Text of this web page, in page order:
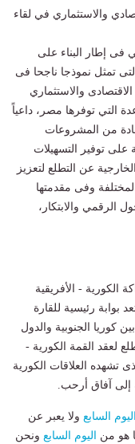
والاستثماري في لقاء
فى إطار البناء على
تمثل نموذجا ناجحا فى
والاستثماري
التي توفرها مصر، داعياً
من المشروعات
توفير التسهيلات
عن التطلع لتعزيز
المختلفة وفى مقدمتها
الرقمي والابتكار،
الكورية - الأفريقية
بوابة رئيسية للقارة
كوريا الجنوبية والدول
لعقد القمة الكورية -
على الزخم الذى تشهده العلاقات الكورية
إلى آفاق أرحب.
اليوم السابع ولا يعبر عن
هو من اليوم السابع ونحن